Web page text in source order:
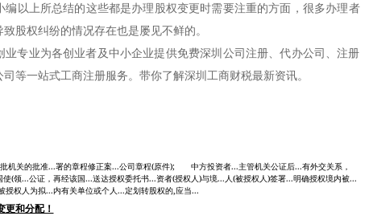
以上所总结的这些都是办理股权变更时需要注重的方面，很多办理者
股权纠纷的情况存在也是屡见不鲜的。
专业为各创业者及中小企业提供免费深圳公司注册、代办公司、注册
等一站式工商注册服务。带你了解深圳工商财税最新资讯。
机关的批准...署的章程修正案...公司章程(原件); 中方投资者...主管机关公证后...有外交关系，
(领...公证，再经该国...送达授权委托书...资者(授权人)与境...人(被授权人)签署...明确授权境内被...
权人为拟...内有关单位或个人...定划转股权的,应当...
和分配！